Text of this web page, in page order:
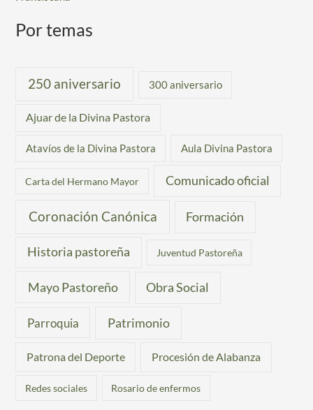
Por temas
250 aniversario 300 aniversario
Ajuar de la Divina Pastora
Atavíos de la Divina Pastora Aula Divina Pastora
Carta del Hermano Mayor Comunicado oficial
Coronación Canónica Formación
Historia pastoreña Juventud Pastoreña
Mayo Pastoreño Obra Social
Parroquia Patrimonio
Patrona del Deporte Procesión de Alabanza
Redes sociales Rosario de enfermos